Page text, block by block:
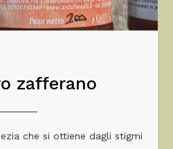
zafferano
che si ottiene dagli stigmi